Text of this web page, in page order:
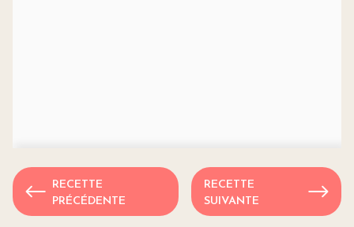
RECETTE
PRÉCÉDENTE
RECETTE
SUIVANTE